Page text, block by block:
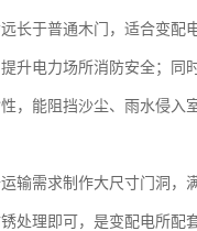
长于普通木门，适合变配
升电力场所消防安全；同
，能阻挡沙尘、雨水侵
输需求制作大尺寸门洞
处理即可，是变配电所配